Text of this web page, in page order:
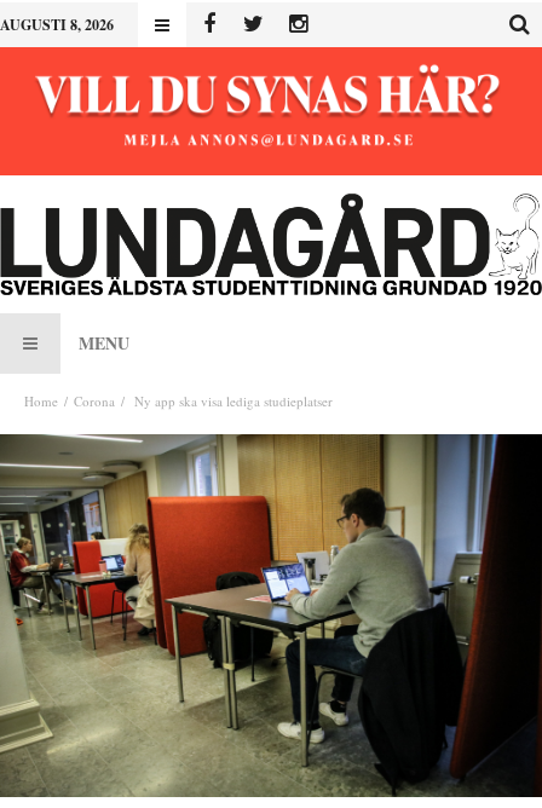
AUGUSTI 8, 2026
MENU
Home Corona Ny app ska visa lediga studieplatser